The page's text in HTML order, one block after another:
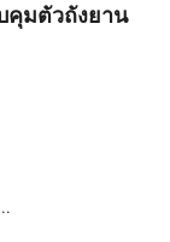
คุมตัวถังยาน